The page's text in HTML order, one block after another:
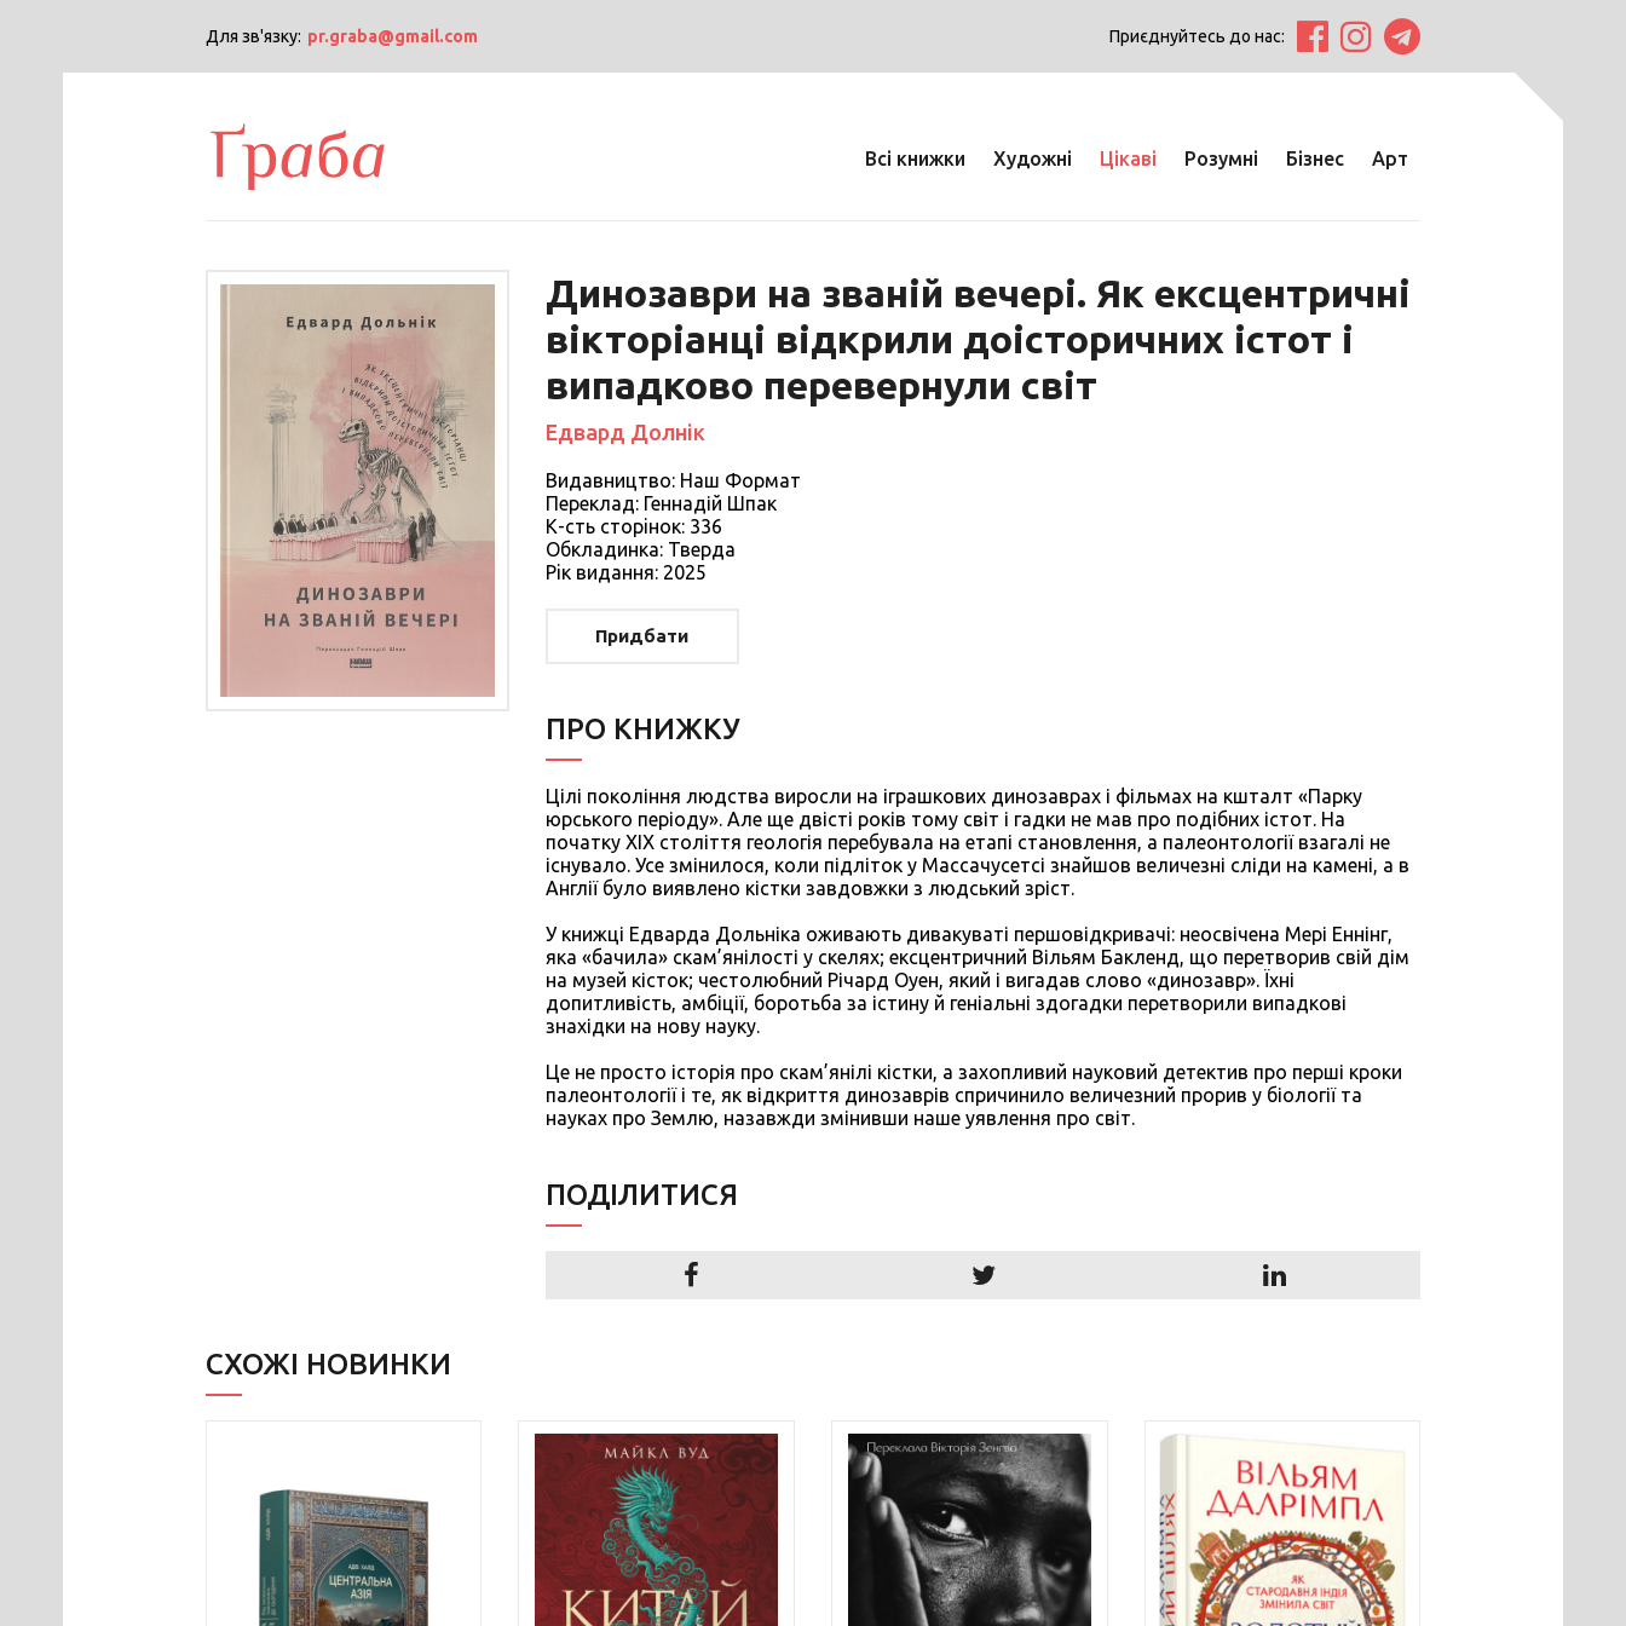
Для зв'язку: pr.graba@gmail.com Приєднуйтесь до нас:
Всі книжки Художні Цікаві Розумні Бізнес Арт
Динозаври на званій вечері. Як ексцентричні
вікторіанці відкрили доісторичних істот і
випадково перевернули світ
Едвард Долнік
Видавництво: Наш Формат
Переклад: Геннадій Шпак
К-сть сторiнок: 336
Обкладинка: Тверда
Рiк видання: 2025
Придбати
ПРО КНИЖКУ
Цілі покоління людства виросли на іграшкових динозаврах і фільмах на кшталт «Парку
юрського періоду». Але ще двісті років тому світ і гадки не мав про подібних істот. На
початку XIX століття геологія перебувала на етапі становлення, а палеонтології взагалі не
існувало. Усе змінилося, коли підліток у Массачусетсі знайшов величезні сліди на камені, а в
Англії було виявлено кістки завдовжки з людський зріст.
У книжці Едварда Дольніка оживають дивакуваті першовідкривачі: неосвічена Мері Еннінг,
яка «бачила» скам’янілості у скелях; ексцентричний Вільям Бакленд, що перетворив свій дім
на музей кісток; честолюбний Річард Оуен, який і вигадав слово «динозавр». Їхні
допитливість, амбіції, боротьба за істину й геніальні здогадки перетворили випадкові
знахідки на нову науку.
Це не просто історія про скам’янілі кістки, а захопливий науковий детектив про перші кроки
палеонтології і те, як відкриття динозаврів спричинило величезний прорив у біології та
науках про Землю, назавжди змінивши наше уявлення про світ.
ПОДIЛИТИСЯ
СХОЖІ НОВИНКИ